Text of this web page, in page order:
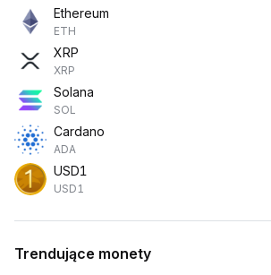
Ethereum
ETH
XRP
XRP
Solana
SOL
Cardano
ADA
USD1
USD1
Trendujące monety